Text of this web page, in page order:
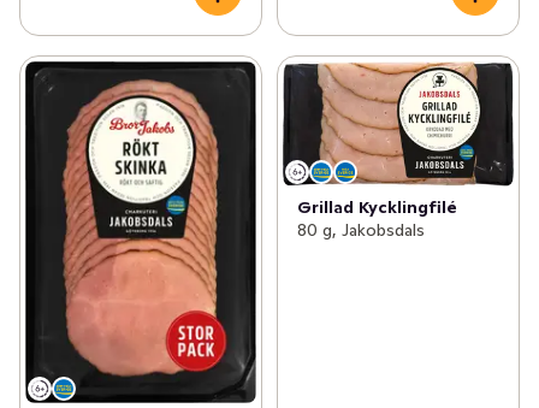
Grillad Kycklingfilé
80 g, Jakobsdals